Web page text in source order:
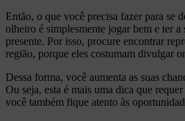
Então, o que você precisa fazer para se
olheiro é simplesmente jogar bem e ter a
presente. Por isso, procure encontrar
região, porque eles costumam divulgar
Dessa forma, você aumenta as suas
Ou seja, esta é mais uma dica que
você também fique atento às